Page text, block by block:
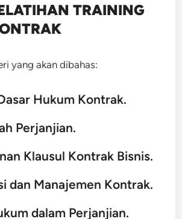
TRAINING
yang akan dibahas:
Hukum Kontrak.
Perjanjian.
Klausul Kontrak Bisnis.
dan Manajemen Kontrak.
dalam Perjanjian.